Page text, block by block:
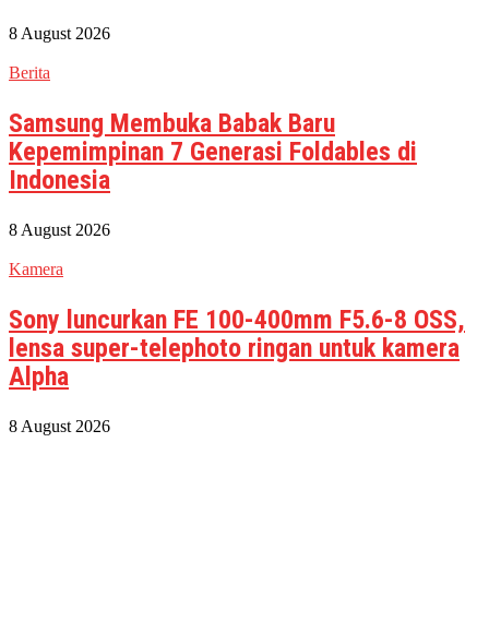
8 August 2026
Berita
Samsung Membuka Babak Baru
Kepemimpinan 7 Generasi Foldables di
Indonesia
8 August 2026
Kamera
Sony luncurkan FE 100-400mm F5.6-8 OSS,
lensa super-telephoto ringan untuk kamera
Alpha
8 August 2026